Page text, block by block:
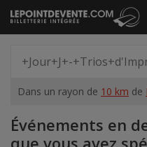
Passer
au
artiste,
lieu...
Dans un rayon de 10 km de
Accueil
Événements en
que vous avez